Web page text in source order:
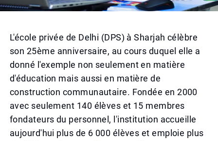
L'école privée de Delhi (DPS) à Sharjah célèbre
son 25ème anniversaire, au cours duquel elle a
donné l'exemple non seulement en matière
d'éducation mais aussi en matière de
construction communautaire. Fondée en 2000
avec seulement 140 élèves et 15 membres
fondateurs du personnel, l'institution accueille
aujourd'hui plus de 6 000 élèves et emploie plus